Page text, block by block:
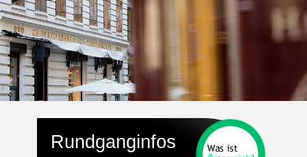
Rundganginfos